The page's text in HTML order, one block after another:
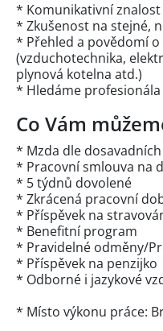
* Komunikativní znalost
* Zkušenost na stejné,
* Přehled a povědomí
(vzduchotechnika,
plynová kotelna atd.)
* Hledáme
Co Vám
* Mzda dle
* Pracovní smlouva na
* 5 týdnů dovolené
* Zkrácená pracovní
* Příspěvek na
* Benefitní program
* Pravidelné odměny/
* Příspěvek na penzijko
* Odborné i jazykové
* Místo výkonu práce: